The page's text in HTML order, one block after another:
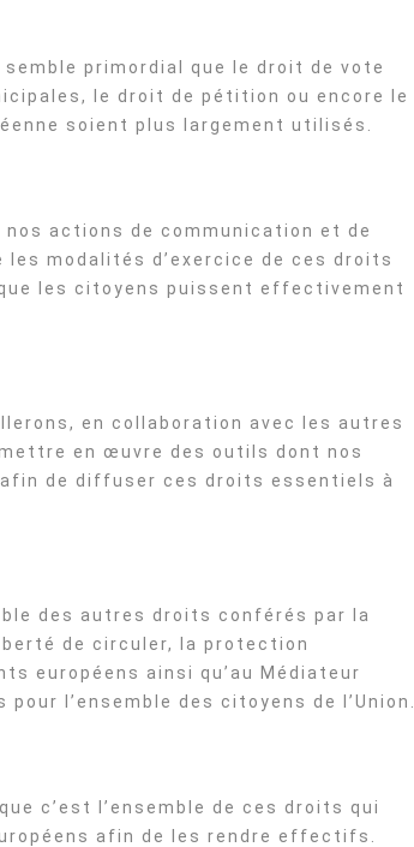
primordial que le droit de vote
le droit de pétition ou encore le
soient plus largement utilisés.
actions de communication et de
modalités d’exercice de ces droits
les citoyens puissent effectivement
en collaboration avec les autres
en œuvre des outils dont nos
de diffuser ces droits essentiels à
des autres droits conférés par la
de circuler, la protection
européens ainsi qu’au Médiateur
l’ensemble des citoyens de l’Union.
c’est l’ensemble de ces droits qui
afin de les rendre effectifs.